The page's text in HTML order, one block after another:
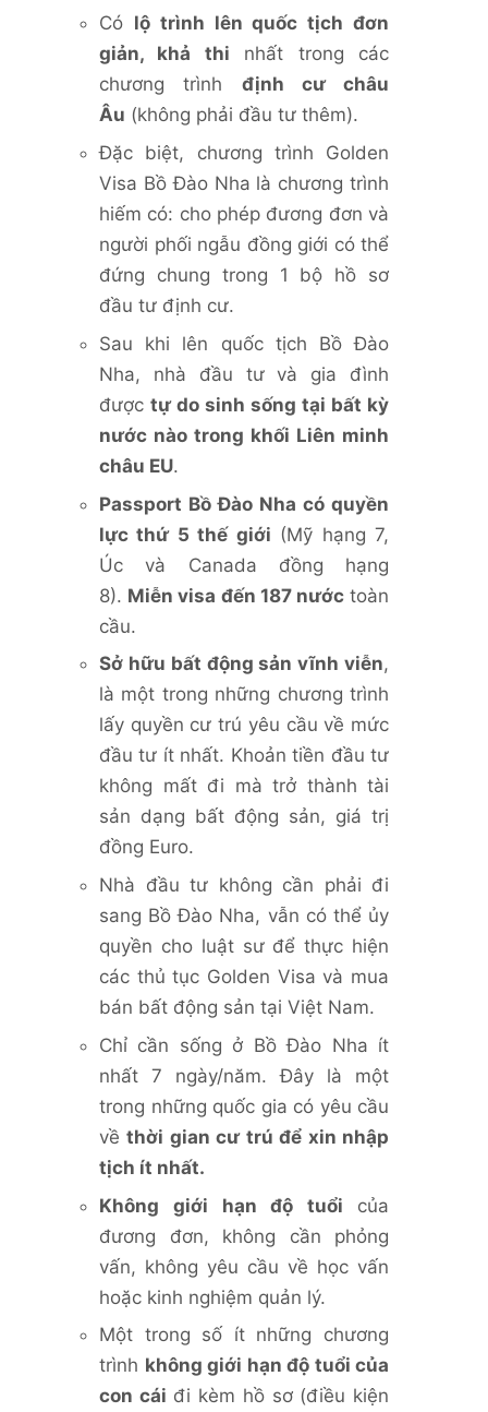
Có lộ trình lên quốc tịch đơn
giản, khả thi nhất trong các
chương trình định cư châu
Âu (không phải đầu tư thêm).
Đặc biệt, chương trình Golden
Visa Bồ Đào Nha là chương trình
hiếm có: cho phép đương đơn và
người phối ngẫu đồng giới có thể
đứng chung trong 1 bộ hồ sơ
đầu tư định cư.
Sau khi lên quốc tịch Bồ Đào
Nha, nhà đầu tư và gia đình
được tự do sinh sống tại bất kỳ
nước nào trong khối Liên minh
châu EU.
Passport Bồ Đào Nha có quyền
lực thứ 5 thế giới (Mỹ hạng 7,
Úc và Canada đồng hạng
8). Miễn visa đến 187 nướctoàn
cầu.
Sở hữu bất động sản vĩnh viễn,
là một trong những chương trình
lấy quyền cư trú yêu cầu về mức
đầu tư ít nhất. Khoản tiền đầu tư
không mất đi mà trở thành tài
sản dạng bất động sản, giá trị
đồng Euro.
Nhà đầu tư không cần phải đi
sang Bồ Đào Nha, vẫn có thể ủy
quyền cho luật sư để thực hiện
các thủ tục Golden Visa và mua
bán bất động sản tại Việt Nam.
Chỉ cần sống ở Bồ Đào Nha ít
nhất 7 ngày/năm. Đây là một
trong những quốc gia có yêu cầu
vềthời gian cư trú để xin nhập
tịch ít nhất.
Không giới hạn độ tuổi của
đương đơn, không cần phỏng
vấn, không yêu cầu về học vấn
hoặc kinh nghiệm quản lý.
Một trong số ít những chương
trình không giới hạn độ tuổi của
con cái đi kèm hồ sơ (điều kiện